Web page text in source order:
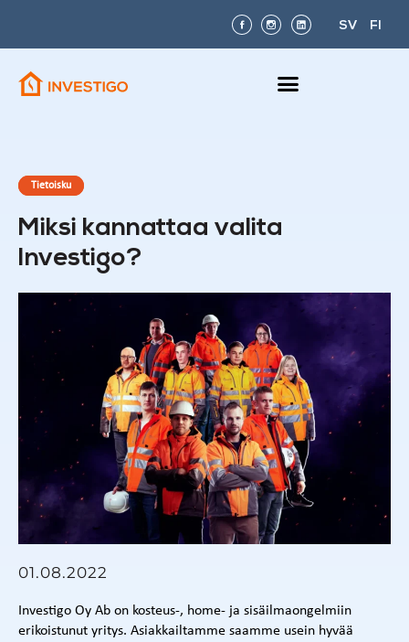
SV FI
Tietoisku
Miksi kannattaa valita
Investigo?
01.08.2022
Investigo Oy Ab on kosteus-, home- ja sisäilmaongelmiin
erikoistunut yritys. Asiakkailtamme saamme usein hyvää